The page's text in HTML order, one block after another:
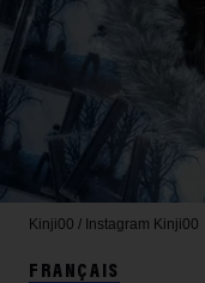
Kinji00 / Instagram Kinji00
FRANÇAIS